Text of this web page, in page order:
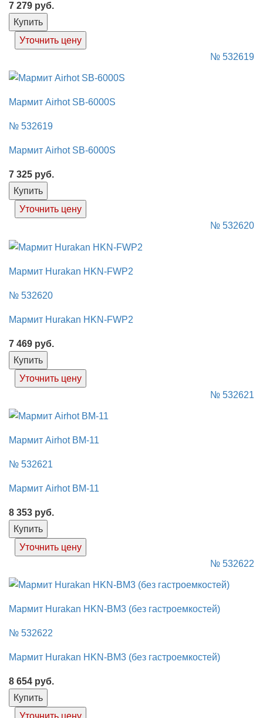
7 279 руб.
Купить
Уточнить цену
№ 532619
Мармит Airhot SB-6000S
№ 532619
Мармит Airhot SB-6000S
7 325 руб.
Купить
Уточнить цену
№ 532620
Мармит Hurakan HKN-FWP2
№ 532620
Мармит Hurakan HKN-FWP2
7 469 руб.
Купить
Уточнить цену
№ 532621
Мармит Airhot BM-11
№ 532621
Мармит Airhot BM-11
8 353 руб.
Купить
Уточнить цену
№ 532622
Мармит Hurakan HKN-BM3 (без гастроемкостей)
№ 532622
Мармит Hurakan HKN-BM3 (без гастроемкостей)
8 654 руб.
Купить
Уточнить цену